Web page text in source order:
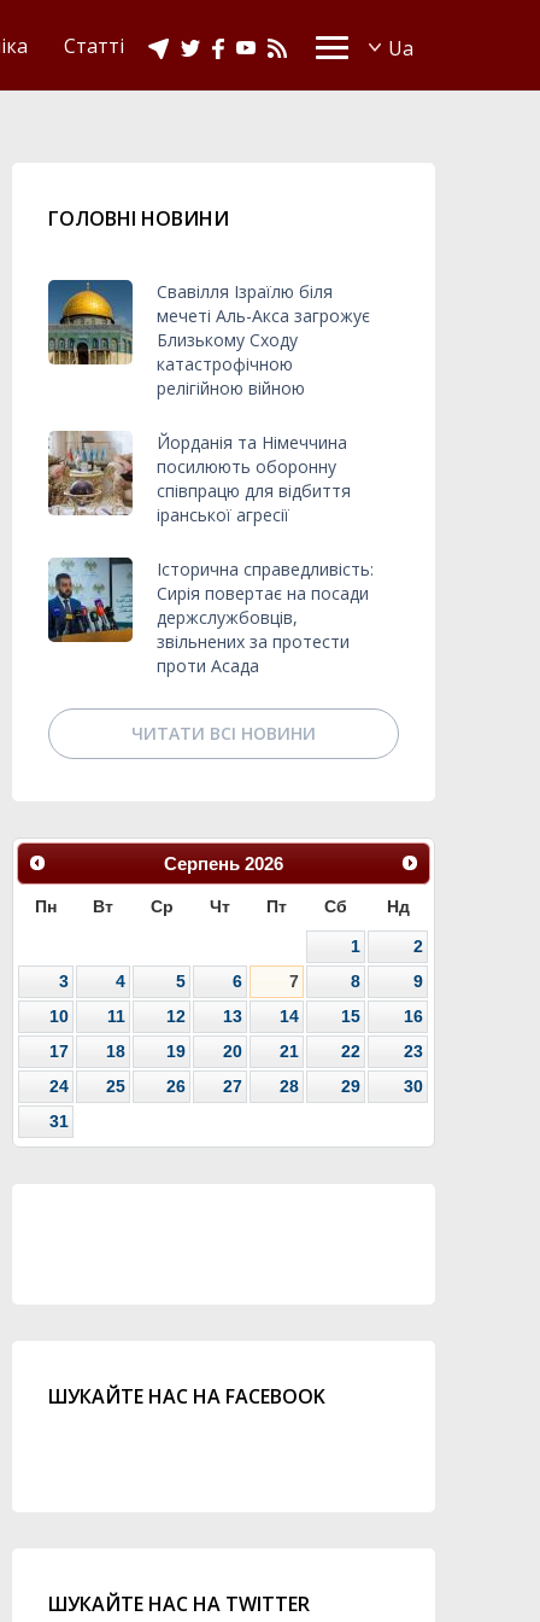
Статті
ГОЛОВНІ НОВИНИ
Свавілля Ізраїлю біля
мечеті Аль-Акса загрожує
Близькому Сходу
катастрофічною
релігійною війною
Йорданія та Німеччина
посилюють оборонну
співпрацю для відбиття
іранської агресії
Історична справедливість:
Сирія повертає на посади
держслужбовців,
звільнених за протести
проти Асада
ЧИТАТИ ВСІ НОВИНИ
Серпень 2026
Пн Вт Ср Чт Пт Сб Нд
1
2
3
4 5 6 7 8
9
10
11 12 13 14 15
16
17
18 19 20 21 22
23
24
25 26 27 28 29
30
31
ШУКАЙТЕ НАС НА FACEBOOK
ШУКАЙТЕ НАС НА TWITTER